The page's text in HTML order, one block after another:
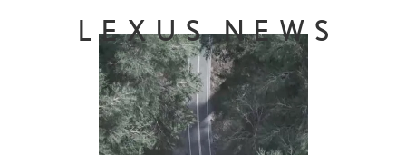
LEXUS NEWS